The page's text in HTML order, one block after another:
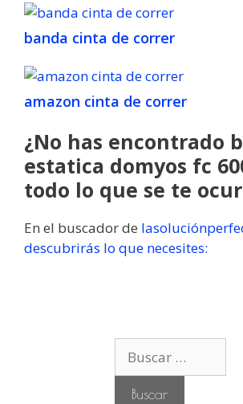
banda cinta de correr
amazon cinta de correr
¿No has encontrado
estatica domyos fc
todo lo que se te
En el buscador de
descubrirás lo que necesites: